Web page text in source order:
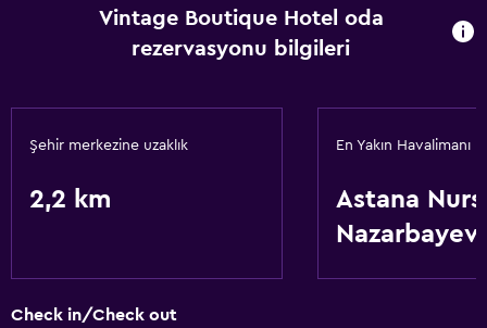
Vintage Boutique Hotel oda
rezervasyonu bilgileri
Şehir merkezine uzaklık
2,2 km
En Yakın Havalimanı
Astana
Check in/Check out